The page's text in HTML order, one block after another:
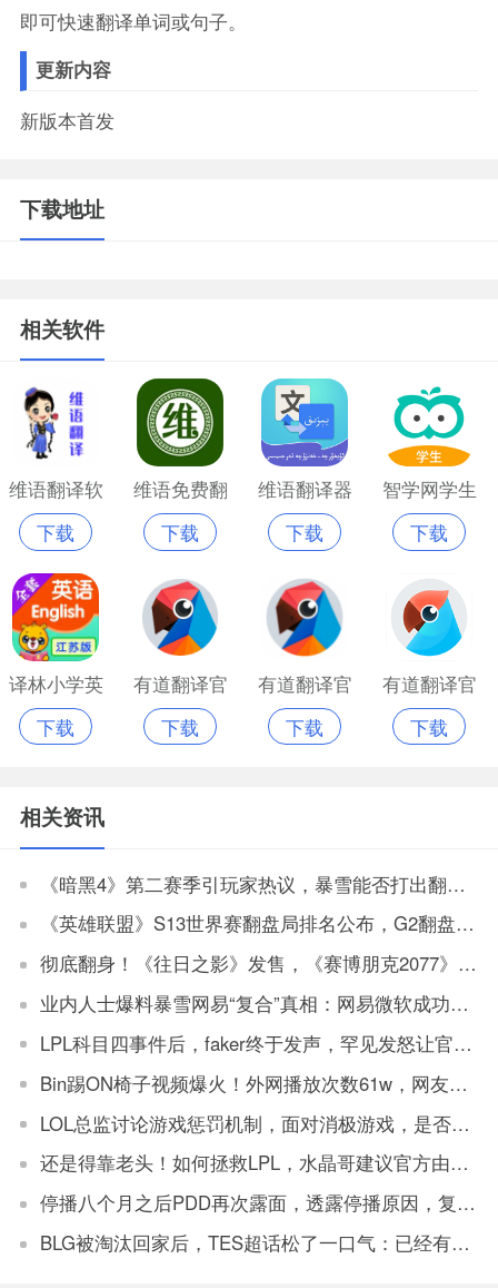
即可快速翻译单词或句子。
更新内容
新版本首发
下载地址
相关软件
维语翻译软
件app
下载
维语免费翻
译
下载
维语翻译器
下载
智学网学生
端智学网软
件
下载
译林小学英
语跟读软件
下载
有道翻译官
新版
下载
有道翻译官
app免费版
下载
有道翻译官
官网版
下载
相关资讯
《暗黑4》第二赛季引玩家热议，暴雪能否打出翻身仗
《英雄联盟》S13世界赛翻盘局排名公布，G2翻盘WBG排名第一
彻底翻身！《往日之影》发售，《赛博朋克2077》销量暴涨至全球前三
业内人士爆料暴雪网易“复合”真相：网易微软成功牵手，暴雪只是工具人
LPL科目四事件后，faker终于发声，罕见发怒让官方解决
Bin踢ON椅子视频爆火！外网播放次数61w，网友：坏事传千里
LOL总监讨论游戏惩罚机制，面对消极游戏，是否要永久封机器？
还是得靠老头！如何拯救LPL，水晶哥建议官方由观众投票让老头复出打比赛
停播八个月之后PDD再次露面，透露停播原因，复播将不会在斗鱼
BLG被淘汰回家后，TES超话松了一口气：已经有垫底得了